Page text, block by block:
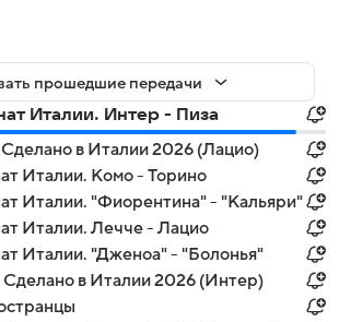
прошедшие передачи
Италии. Интер - Пиза
в Италии 2026 (Лацио)
Италии. Комо - Торино
Италии. "Фиорентина" - "Кальяри"
Италии. Лечче - Лацио
Италии. "Дженоа" - "Болонья"
в Италии 2026 (Интер)